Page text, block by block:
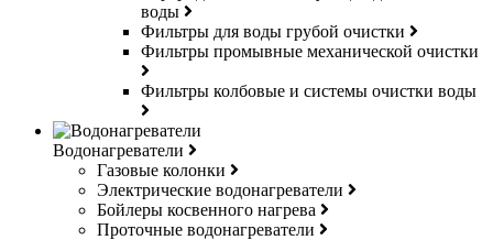
воды
Фильтры для воды грубой очистки
Фильтры промывные механической очистки
Фильтры колбовые и системы очистки воды
Водонагреватели
Газовые колонки
Электрические водонагреватели
Бойлеры косвенного нагрева
Проточные водонагреватели